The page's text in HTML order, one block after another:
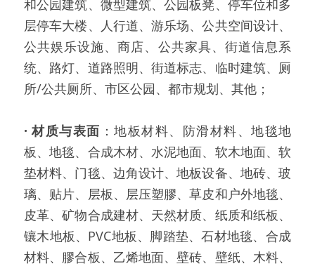
和公园建筑、微型建筑、公园板凳、停车位和多
层停车大楼、人行道、游乐场、公共空间设计、
公共娱乐设施、商店、公共家具、街道信息系
统、路灯、道路照明、街道标志、临时建筑、厕
所/公共厕所、市区公园、都市规划、其他；
· 材质与表面 ：地板材料、防滑材料、地毯地
板、地毯、合成木材、水泥地面、软木地面、软
垫材料、门毯、边角设计、地板设备、地砖、玻
璃、贴片、层板、层压塑膠、草皮和户外地毯、
皮革、矿物合成建材、天然材质、纸质和纸板、
镶木地板、PVC地板、脚踏垫、石材地毯、合成
材料、膠合板、乙烯地面、壁砖、壁纸、木料、